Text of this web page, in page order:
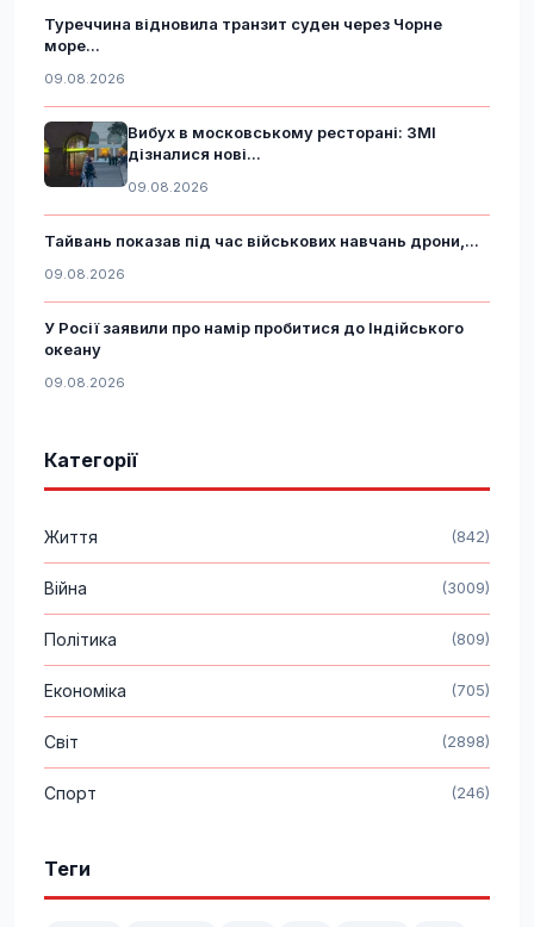
Туреччина відновила транзит суден через Чорне
море...
09.08.2026
Вибух в московському ресторані: ЗМІ
дізналися нові...
09.08.2026
Тайвань показав під час військових навчань дрони,...
09.08.2026
У Росії заявили про намір пробитися до Індійського
океану
09.08.2026
Категорії
Життя (842)
Війна (3009)
Політика (809)
Економіка (705)
Світ (2898)
Спорт (246)
Теги